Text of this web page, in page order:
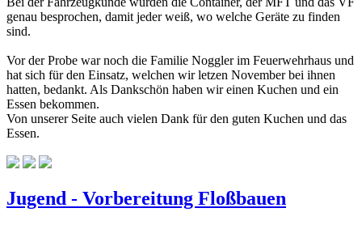
genau besprochen, damit jeder weiß, wo welche Geräte zu finden
sind.
Vor der Probe war noch die Familie Noggler im Feuerwehrhaus und
hat sich für den Einsatz, welchen wir letzen November bei ihnen
hatten, bedankt. Als Dankschön haben wir einen Kuchen und ein
Essen bekommen.
Von unserer Seite auch vielen Dank für den guten Kuchen und das
Essen.
Jugend - Vorbereitung Floßbauen